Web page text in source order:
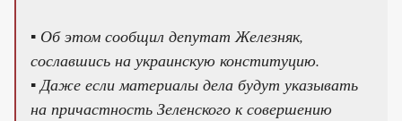
▪️ Об этом сообщил депутат Железняк,
сославшись на украинскую конституцию.
▪️ Даже если материалы дела будут указывать
на причастность Зеленского к совершению